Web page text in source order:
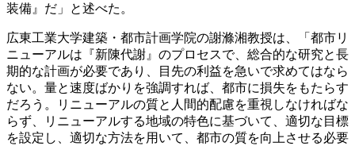
装備』だ」と述べた。
広東工業大学建築・都市計画学院の謝滌湘教授は、「都市リ
ニューアルは『新陳代謝』のプロセスで、総合的な研究と長
期的な計画が必要であり、目先の利益を急いで求めてはなら
ない。量と速度ばかりを強調すれば、都市に損失をもたらす
だろう。リニューアルの質と人間的配慮を重視しなければな
らず、リニューアルする地域の特色に基づいて、適切な目標
を設定し、適切な方法を用いて、都市の質を向上させる必要